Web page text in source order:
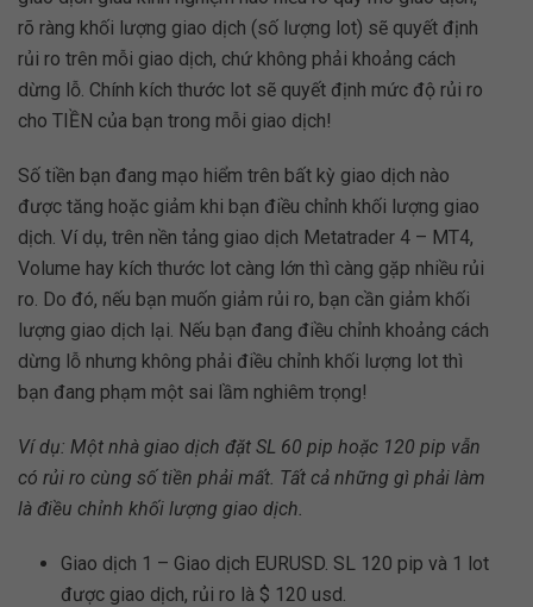
rõ ràng khối lượng giao dịch (số lượng lot) sẽ quyết định
rủi ro trên mỗi giao dịch, chứ không phải khoảng cách
dừng lỗ. Chính kích thước lot sẽ quyết định mức độ rủi ro
cho TIỀN của bạn trong mỗi giao dịch!
Số tiền bạn đang mạo hiểm trên bất kỳ giao dịch nào
được tăng hoặc giảm khi bạn điều chỉnh khối lượng giao
dịch. Ví dụ, trên nền tảng giao dịch Metatrader 4 – MT4,
Volume hay kích thước lot càng lớn thì càng gặp nhiều rủi
ro. Do đó, nếu bạn muốn giảm rủi ro, bạn cần giảm khối
lượng giao dịch lại. Nếu bạn đang điều chỉnh khoảng cách
dừng lỗ nhưng không phải điều chỉnh khối lượng lot thì
bạn đang phạm một sai lầm nghiêm trọng!
Ví dụ: Một nhà giao dịch đặt SL 60 pip hoặc 120 pip vẫn
có rủi ro cùng số tiền phải mất. Tất cả những gì phải làm
là điều chỉnh khối lượng giao dịch.
Giao dịch 1 – Giao dịch EURUSD. SL 120 pip và 1 lot
được giao dịch, rủi ro là $ 120 usd.